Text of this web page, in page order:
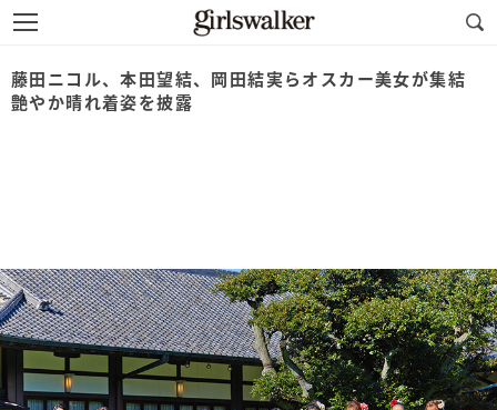
藤田ニコル、本田望結、岡田結実らオスカー美女が集結
艶やか晴れ着姿を披露